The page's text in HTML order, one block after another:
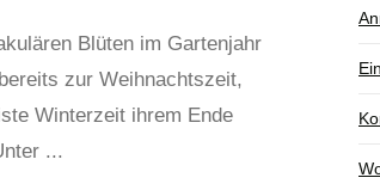
Blüten im Gartenjahr
zur Weihnachtszeit,
Winterzeit ihrem Ende
...